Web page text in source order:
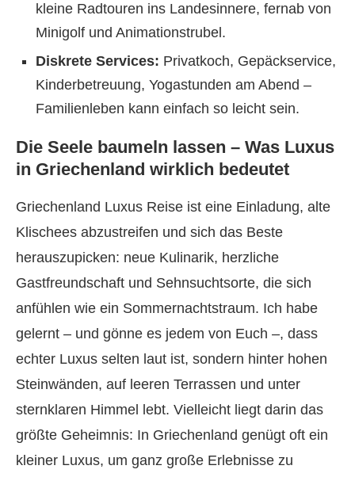
kleine Radtouren ins Landesinnere, fernab von
Minigolf und Animationstrubel.
Diskrete Services: Privatkoch, Gepäckservice,
Kinderbetreuung, Yogastunden am Abend –
Familienleben kann einfach so leicht sein.
Die Seele baumeln lassen – Was Luxus
in Griechenland wirklich bedeutet
Griechenland Luxus Reise ist eine Einladung, alte
Klischees abzustreifen und sich das Beste
herauszupicken: neue Kulinarik, herzliche
Gastfreundschaft und Sehnsuchtsorte, die sich
anfühlen wie ein Sommernachtstraum. Ich habe
gelernt – und gönne es jedem von Euch –, dass
echter Luxus selten laut ist, sondern hinter hohen
Steinwänden, auf leeren Terrassen und unter
sternklaren Himmel lebt. Vielleicht liegt darin das
größte Geheimnis: In Griechenland genügt oft ein
kleiner Luxus, um ganz große Erlebnisse zu